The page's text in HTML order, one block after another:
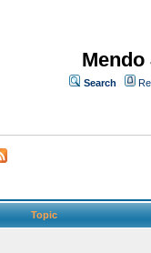
Search
Topic